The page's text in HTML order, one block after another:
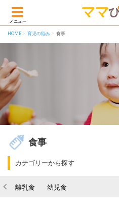
メニュー
HOME 育児の悩み 食事
食事
カテゴリーから探す
離乳食 幼児食